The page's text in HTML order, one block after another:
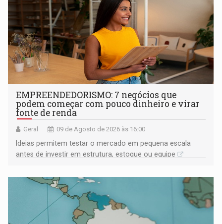
EMPREENDEDORISMO: 7 negócios que
podem começar com pouco dinheiro e virar
fonte de renda
Geral 09 de Agosto de 2026 às 16:00
Ideias permitem testar o mercado em pequena escala
antes de investir em estrutura, estoque ou equipe